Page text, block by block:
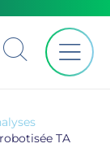
TA